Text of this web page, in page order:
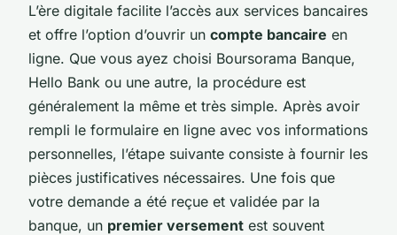
L’ère digitale facilite l’accès aux services bancaires
et offre l’option d’ouvrir un compte bancaire en
ligne. Que vous ayez choisi Boursorama Banque,
Hello Bank ou une autre, la procédure est
généralement la même et très simple. Après avoir
rempli le formulaire en ligne avec vos informations
personnelles, l’étape suivante consiste à fournir les
pièces justificatives nécessaires. Une fois que
votre demande a été reçue et validée par la
banque, un premier versement est souvent